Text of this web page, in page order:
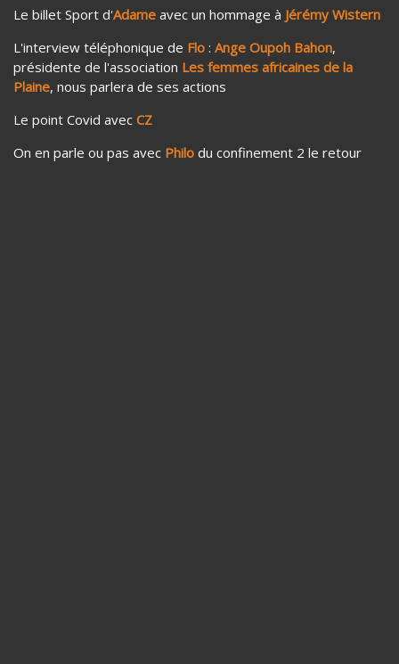
Le billet Sport d'Adame avec un hommage à Jérémy Wistern
L'interview téléphonique de Flo : Ange Oupoh Bahon,
présidente de l'association Les femmes africaines de la
Plaine, nous parlera de ses actions
Le point Covid avec CZ
On en parle ou pas avec Philo du confinement 2 le retour